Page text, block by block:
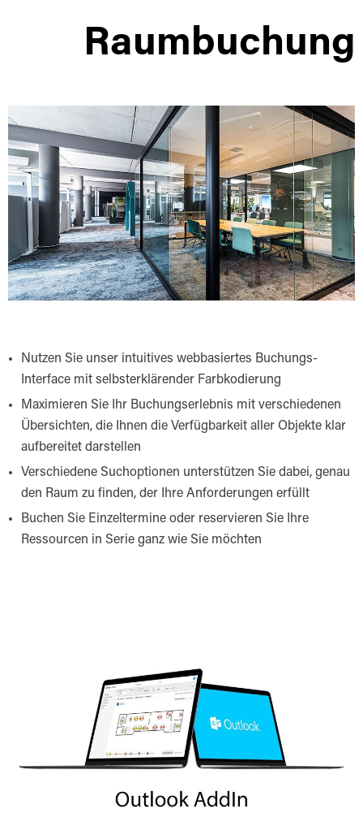
Raumbuchung
Nutzen Sie unser intuitives webbasiertes Buchungs-
Interface mit selbsterklärender Farbkodierung
Maximieren Sie Ihr Buchungserlebnis mit verschiedenen
Übersichten, die Ihnen die Verfügbarkeit aller Objekte klar
aufbereitet darstellen
Verschiedene Suchoptionen unterstützen Sie dabei, genau
den Raum zu finden, der Ihre Anforderungen erfüllt
Buchen Sie Einzeltermine oder reservieren Sie Ihre
Ressourcen in Serie ganz wie Sie möchten